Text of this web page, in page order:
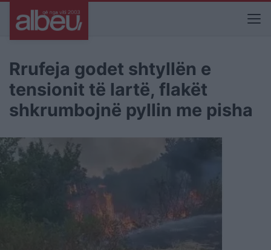
Rrufeja godet shtyllën e
tensionit të lartë, flakët
shkrumbojnë pyllin me pisha